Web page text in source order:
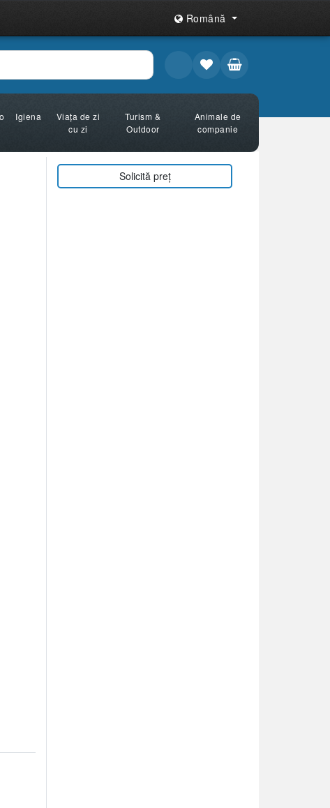
Română
Igiena
Viața de zi
cu zi
Turism &
Outdoor
Animale de
companie
Solicită preț